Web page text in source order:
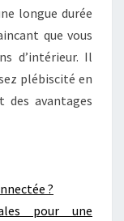
longue durée
que vous
d’intérieur. Il
plébiscité en
des avantages
?
pour une